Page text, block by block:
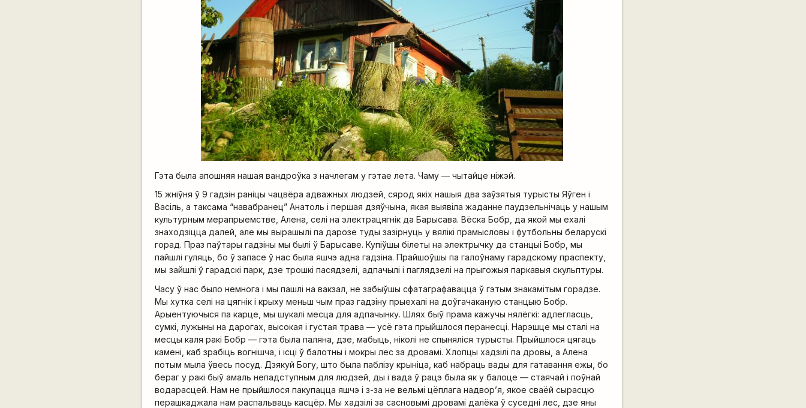
Гэта была апошняя нашая вандроўка з начлегам у гэтае лета. Чаму — чытайце ніжэй.
15 жніўня ў 9 гадзін раніцы чацвёра адважных людзей, сярод якіх нашыя два заўзятыя турысты Яўген і
Васіль, а таксама “навабранец” Анатоль і першая дзяўчына, якая выявіла жаданне паудзельнічаць у нашым
культурным мерапрыемстве, Алена, селі на электрацягнік да Барысава. Вёска Бобр, да якой мы ехалі
знаходзіцца далей, але мы вырашылі па дарозе туды зазірнуць у вялікі прамысловы і футбольны беларускі
горад. Праз паўтары гадзіны мы былі ў Барысаве. Купіўшы білеты на электрычку да станцыі Бобр, мы
пайшлі гуляць, бо ў запасе ў нас была яшчэ адна гадзіна. Прайшоўшы па галоўнаму гарадскому праспекту,
мы зайшлі ў гарадскі парк, дзе трошкі пасядзелі, адпачылі і паглядзелі на прыгожыя паркавыя скульптуры.
Часу ў нас было немнога і мы пашлі на вакзал, не забыўшы сфатаграфавацца ў гэтым знакамітым горадзе.
Мы хутка селі на цягнік і крыху меньш чым праз гадзіну прыехалі на доўгачаканую станцыю Бобр.
Арыентуючыся па карце, мы шукалі месца для адпачынку. Шлях быў прама кажучы нялёгкі: адлегласць,
сумкі, лужыны на дарогах, высокая і густая трава — усё гэта прыйшлося перанесці. Нарэшце мы сталі на
месцы каля ракі Бобр — гэта была паляна, дзе, мабыць, ніколі не спыняліся турысты. Прыйшлося цягаць
камені, каб зрабіць вогнішча, і ісці ў балотны і мокры лес за дровамі. Хлопцы хадзілі па дровы, а Алена
потым мыла ўвесь посуд. Дзякуй Богу, што была паблізу крыніца, каб набраць вады для гатавання ежы, бо
бераг у ракі быў амаль непадступным для людзей, ды і вада ў рацэ была як у балоце — стаячай і поўнай
водарасцей. Нам не прыйшлося пакупацца яшчэ і з-за не вельмі цёплага надвор’я, якое сваёй сырасцю
перашкаджала нам распальваць касцёр. Мы хадзілі за сасновымі дровамі далёка ў суседні лес, дзе яны